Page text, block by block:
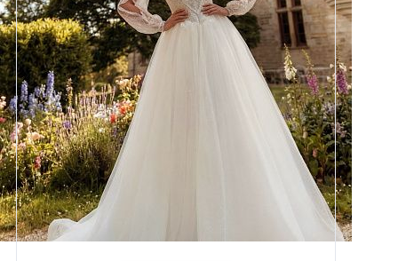
Размеры
42, 44, 46, 48, 50, 52, 54, 56,
58
Цвет
Силуэт
Кружево
Бисер, Пайетка, Жемчуг
Юбка
Европейка эконом + глиттер +
Глиттер
Шлейф